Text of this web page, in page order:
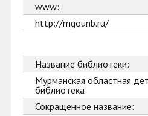
www:
http://mgounb.ru/
Название библиотеки:
Мурманская областная
библиотека
Сокращенное название: